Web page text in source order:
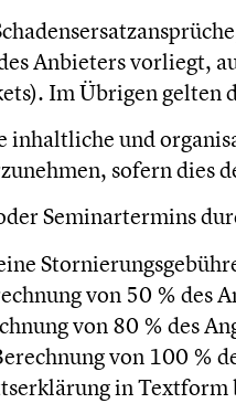
Anbieters vorliegt,
Im Übrigen gelten
und
sofern
Seminartermins
von 50 % des
von 80 % des
von 100 %
in Textform